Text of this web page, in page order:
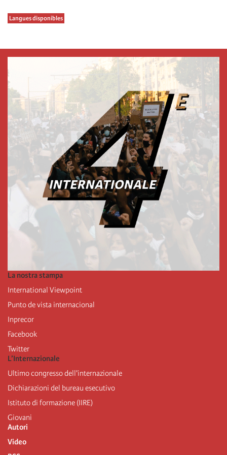
Langues disponibles
La nostra stampa
International Viewpoint
Punto de vista internacional
Inprecor
Facebook
Twitter
L’Internazionale
Ultimo congresso dell'internazionale
Dichiarazioni del bureau esecutivo
Istituto di formazione (IIRE)
Giovani
Autori
Video